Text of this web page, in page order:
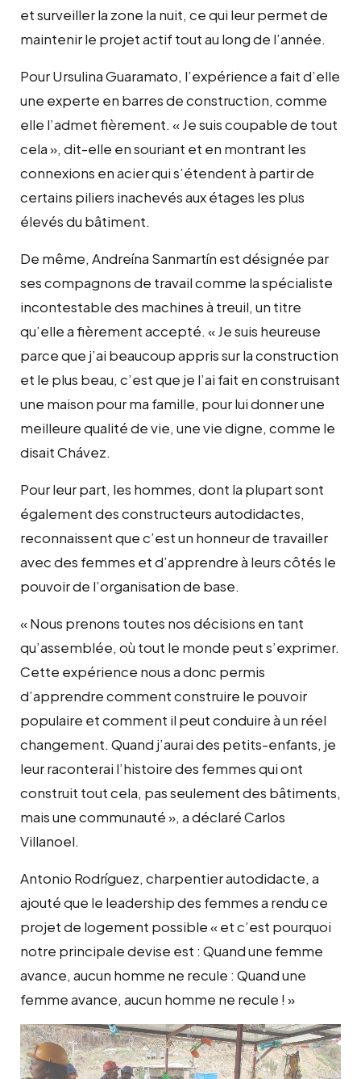
et surveiller la zone la nuit, ce qui leur permet de
maintenir le projet actif tout au long de l’année.
Pour Ursulina Guaramato, l’expérience a fait d’elle
une experte en barres de construction, comme
elle l’admet fièrement. « Je suis coupable de tout
cela », dit-elle en souriant et en montrant les
connexions en acier qui s’étendent à partir de
certains piliers inachevés aux étages les plus
élevés du bâtiment.
De même, Andreína Sanmartín est désignée par
ses compagnons de travail comme la spécialiste
incontestable des machines à treuil, un titre
qu’elle a fièrement accepté. « Je suis heureuse
parce que j’ai beaucoup appris sur la construction
et le plus beau, c’est que je l’ai fait en construisant
une maison pour ma famille, pour lui donner une
meilleure qualité de vie, une vie digne, comme le
disait Chávez.
Pour leur part, les hommes, dont la plupart sont
également des constructeurs autodidactes,
reconnaissent que c’est un honneur de travailler
avec des femmes et d’apprendre à leurs côtés le
pouvoir de l’organisation de base.
« Nous prenons toutes nos décisions en tant
qu’assemblée, où tout le monde peut s’exprimer.
Cette expérience nous a donc permis
d’apprendre comment construire le pouvoir
populaire et comment il peut conduire à un réel
changement. Quand j’aurai des petits-enfants, je
leur raconterai l’histoire des femmes qui ont
construit tout cela, pas seulement des bâtiments,
mais une communauté », a déclaré Carlos
Villanoel.
Antonio Rodríguez, charpentier autodidacte, a
ajouté que le leadership des femmes a rendu ce
projet de logement possible « et c’est pourquoi
notre principale devise est : Quand une femme
avance, aucun homme ne recule : Quand une
femme avance, aucun homme ne recule ! »